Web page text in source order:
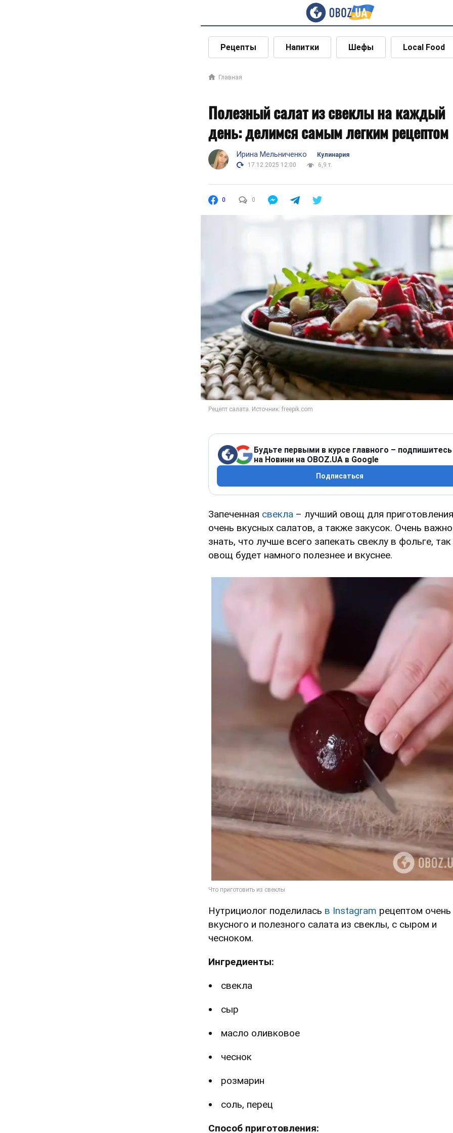
Рецепты Напитки Шефы Local Food
Главная
Полезный салат из свеклы на каждый
день: делимся самым легким рецептом
Ирина Мельниченко
Кулинария
17.12.2025 12:00
6,9 т.
0 0
Будьте первыми в курсе главного – подпишитесь
на Новини на OBOZ.UA в Google
Подписаться
Запеченная свекла – лучший овощ для приготовления
очень вкусных салатов, а также закусок. Очень важно
знать, что лучше всего запекать свеклу в фольге, так
овощ будет намного полезнее и вкуснее.
Нутрициолог поделилась в Instagram рецептом очень
вкусного и полезного салата из свеклы, с сыром и
чесноком.
Ингредиенты:
свекла
сыр
масло оливковое
чеснок
розмарин
соль, перец
Способ приготовления: